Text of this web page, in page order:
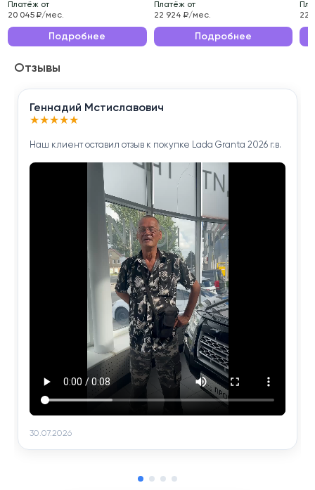
Эксплуатационные характеристики данного
автомобиля делают его идеальным выбором для
путешествий.
Приобретая Nissan X-Trail 2019 года , вы получаете
надёжного помощника для решения повседневных
Платёж от
20 045 ₽/мес.
Подробнее
Платёж от
22 924 ₽/мес.
Подробнее
22
Отзывы
Геннадий Мстиславович
★★★★★
Наш клиент оставил отзыв к покупке Lada Granta 2026 г.в.
30.07.2026